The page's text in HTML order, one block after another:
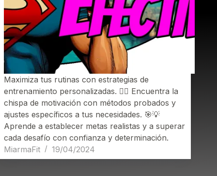
Maximiza tus rutinas con estrategias de
entrenamiento personalizadas. 🏋️‍♀️ Encuentra la
chispa de motivación con métodos probados y
ajustes específicos a tus necesidades. 🎯💡
Aprende a establecer metas realistas y a superar
cada desafío con confianza y determinación.
MiarmaFit
19/04/2024